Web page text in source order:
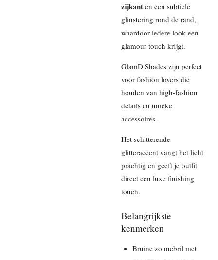
zijkant en een subtiele
glinstering rond de rand,
waardoor iedere look een
glamour touch krijgt.
GlamD Shades zijn perfect
voor fashion lovers die
houden van high-fashion
details en unieke
accessoires.
Het schitterende
glitteraccent vangt het licht
prachtig en geeft je outfit
direct een luxe finishing
touch.
Belangrijkste
kenmerken
Bruine zonnebril met